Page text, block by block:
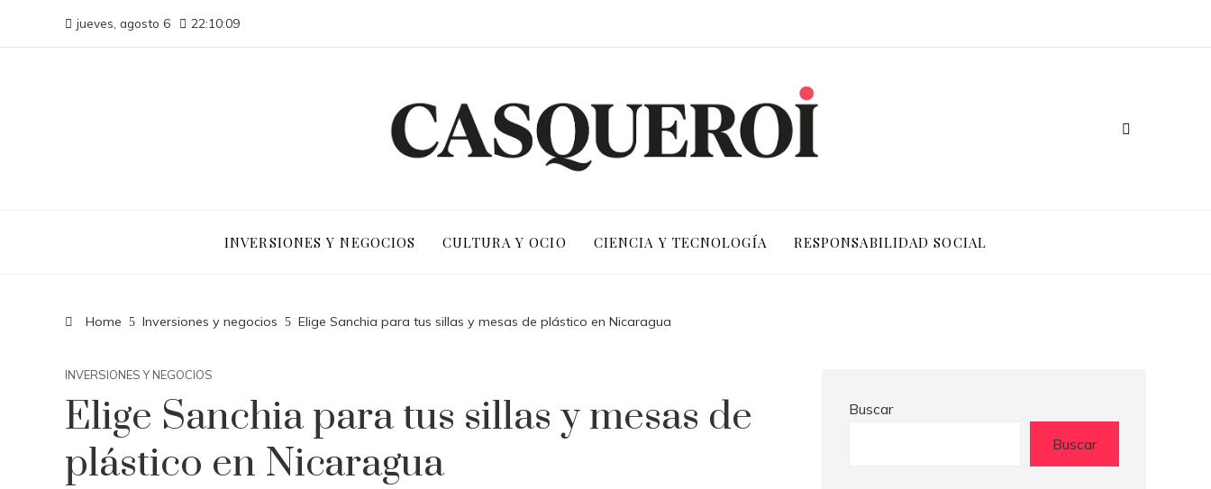
jueves, agosto 6 22:10:09
INVERSIONES Y NEGOCIOS CULTURA Y OCIO CIENCIA Y TECNOLOGÍA RESPONSABILIDAD SOCIAL
Home Inversiones y negocios Elige Sanchia para tus sillas y mesas de plástico en Nicaragua
INVERSIONES Y NEGOCIOS
Elige Sanchia para tus sillas y mesas de
plástico en Nicaragua
Buscar
Buscar